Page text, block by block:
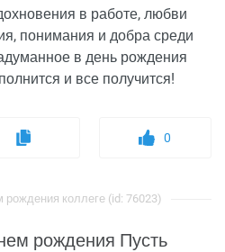
в работе, любви
понимания и добра среди
в день рождения
и все получится!
0
рождения коллеге (id: 76023)
рождения Пусть